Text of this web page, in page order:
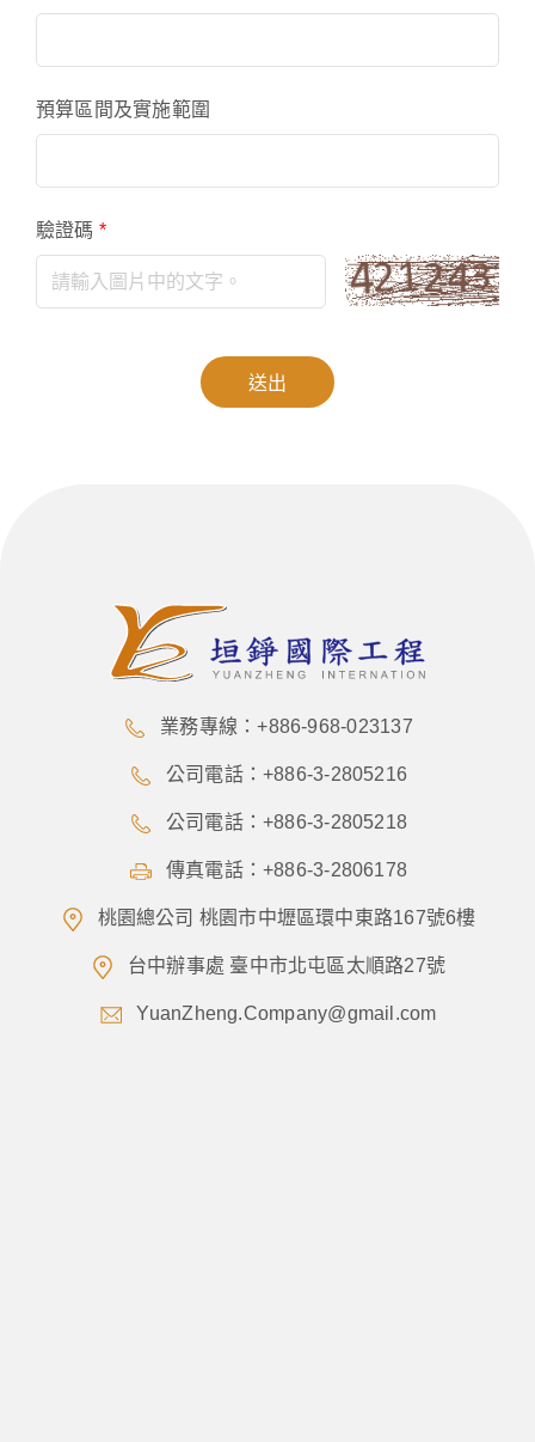
預算區間及實施範圍
驗證碼 *
送出
業務專線：+886-968-023137
公司電話：+886-3-2805216
公司電話：+886-3-2805218
傳真電話：+886-3-2806178
桃園總公司 桃園市中壢區環中東路167號6樓
台中辦事處 臺中市北屯區太順路27號
YuanZheng.Company@gmail.com